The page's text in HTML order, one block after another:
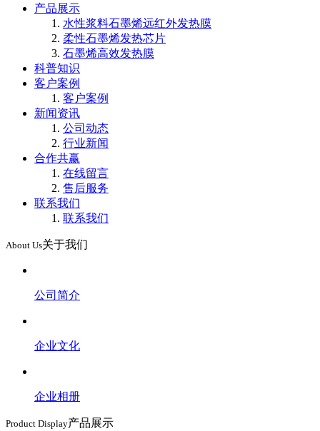
产品展示
水性浆料石墨烯远红外发热膜
柔性石墨烯发热芯片
石墨烯高效发热膜
科普知识
客户案例
客户案例
新闻资讯
公司动态
行业新闻
合作共赢
在线留言
售后服务
联系我们
联系我们
About Us关于我们
公司简介
企业文化
企业相册
Product Display产品展示